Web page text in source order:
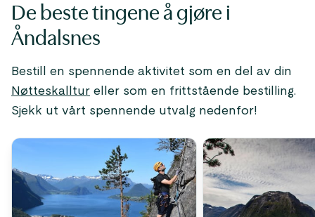
De beste tingene å gjøre i
Åndalsnes
Bestill en spennende aktivitet som en del av din
Nøtteskalltur eller som en frittstående bestilling.
Sjekk ut vårt spennende utvalg nedenfor!